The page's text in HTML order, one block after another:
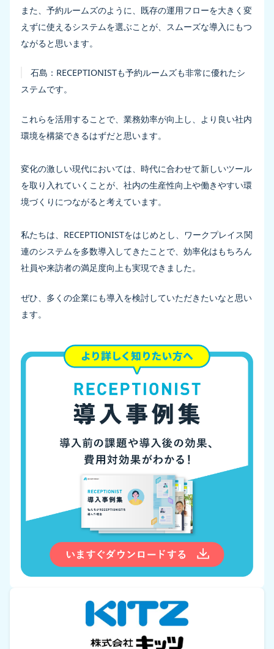
また、予約ルームズのように、既存の運用フローを大きく変
えずに使えるシステムを選ぶことが、スムーズな導入にもつ
ながると思います。
石島： RECEPTIONISTも予約ルームズも非常に優れたシ
ステムです。
これらを活用することで、業務効率が向上し、より良い社内
環境を構築できるはずだと思います。
変化の激しい現代においては、時代に合わせて新しいツール
を取り入れていくことが、社内の生産性向上や働きやすい環
境づくりにつながると考えています。
私たちは、RECEPTIONISTをはじめとし、ワークプレイス関
連のシステムを多数導入してきたことで、効率化はもちろん
社員や来訪者の満足度向上も実現できました。
ぜひ、多くの企業にも導入を検討していただきたいなと思い
ます。